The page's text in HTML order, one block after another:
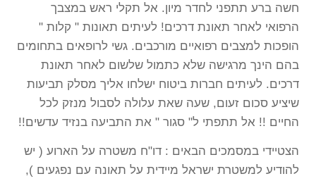
חשה ברע תתפני לחדר מיון. אל תקלי ראש במצבך
הרפואי לאחר תאונת דרכים! לעיתים תאונות " קלות "
הופכות למצבים רפואיים מורכבים. גשי לרופאים בתחומים
בהם הינך מרגישה שלא כתמול שלשום לאחר תאונת
דרכים. לעיתים חברות ביטוח ישלחו אליך מסלק תביעות
שיציע סכום זעום, שעה שאת עלולה לסבול מנזק לכל
החיים !! אל תתפתי ל" סגור " את התביעה בנזיד עדשים!!
הצטיידי במסמכים הבאים : דו"ח משטרה על הארוע ( יש
להודיע למשטרת ישראל מיידית על תאונה עם נפגעים ),